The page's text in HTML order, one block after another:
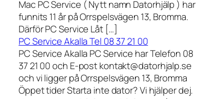
Mac PC Service ( Nytt namn Datorhjälp ) har
funnits 11 år på Orrspelsvägen 13, Bromma.
Därför PC Service Låt […]
PC Service Akalla Tel 08 37 21 00
PC Service Akalla PC Service har Telefon 08
37 21 00 och E-post kontakt@datorhjalp.se
och vi ligger på Orrspelsvägen 13, Bromma
Öppet tider Starta inte dator? Vi hjälper dej.